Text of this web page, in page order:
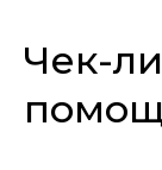
Чек-